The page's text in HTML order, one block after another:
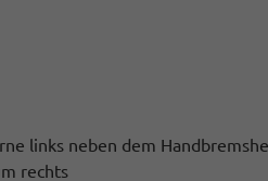
links neben dem
rechts